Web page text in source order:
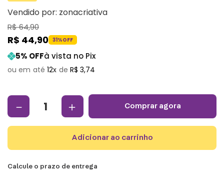
Vendido por: zonacriativa
R$64,90
R$ 44,90 31%OFF
5% OFFà vista no Pix
12 R$ 3,74
＋
－ comprar agora
adicionar ao carrinho